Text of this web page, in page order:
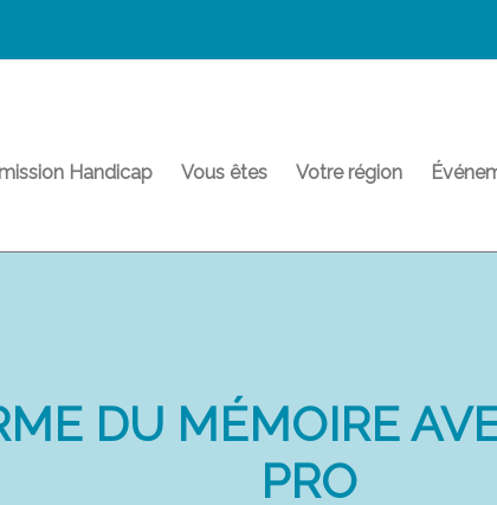
Handicap Vous êtes Votre région
DU MÉMOIRE
PRO